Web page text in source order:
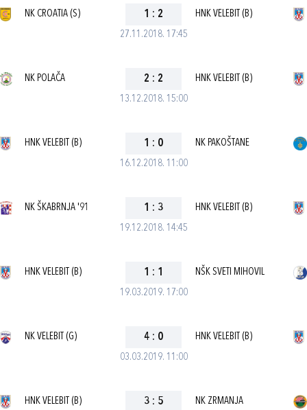
27.11.2018. 17:45
NK CROATIA (S) 1 : 2 HNK VELEBIT (B)
13.12.2018. 15:00
NK POLAČA 2 : 2 HNK VELEBIT (B)
16.12.2018. 11:00
HNK VELEBIT (B) 1 : 0 NK PAKOŠTANE
19.12.2018. 14:45
NK ŠKABRNJA '91 1 : 3 HNK VELEBIT (B)
19.03.2019. 17:00
HNK VELEBIT (B) 1 : 1 NŠK SVETI MIHOVIL
03.03.2019. 11:00
NK VELEBIT (G) 4 : 0 HNK VELEBIT (B)
HNK VELEBIT (B) 3 : 5 NK ZRMANJA